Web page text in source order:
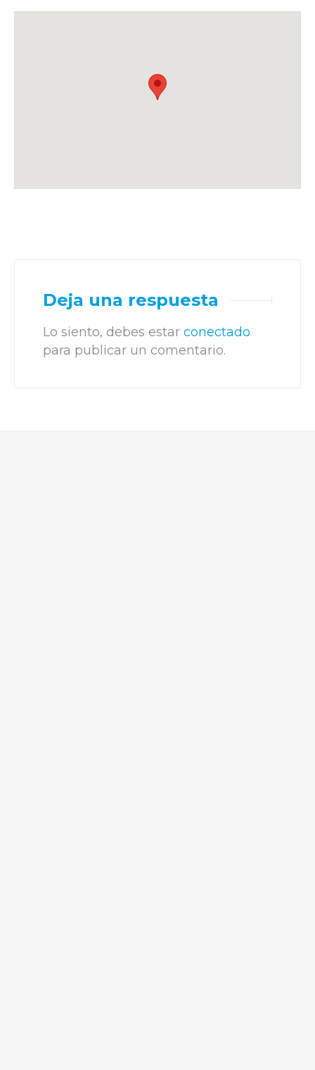
Deja una respuesta
Lo siento, debes estar conectado
para publicar un comentario.